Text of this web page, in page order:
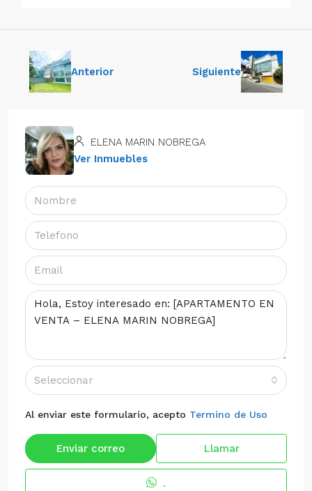
Anterior Siguiente
ELENA MARIN NOBREGA
Ver Inmuebles
Seleccionar
Al enviar este formulario, acepto Termino de Uso
Enviar correo Llamar
.